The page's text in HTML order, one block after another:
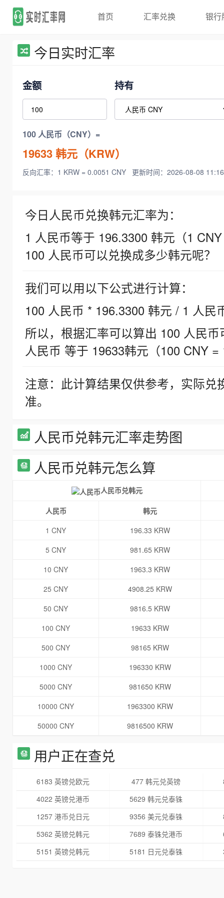
首页 汇率兑换 银行
今日实时汇率
金额 持有
100 人民币（CNY）=
19633韩元（KRW）
反向汇率：1 KRW = 0.0051 CNY 更新时间：2026-08-08
今日人民币兑换韩元汇率为：
1 人民币等于 196.3300 韩元（1
100 人民币可以兑换成多少韩元呢？
我们可以用以下公式进行计算：
100 人民币 * 196.3300 韩元 / 1 人民
所以，根据汇率可以算出 100 人民
人民币 等于 19633韩元（100 CNY =
注意：此计算结果仅供参考，实际
准。
人民币兑韩元汇率走势图
人民币兑韩元怎么算
人民币兑韩元
人民币
韩元
1 CNY
196.33 KRW
5 CNY
981.65 KRW
10 CNY
1963.3 KRW
25 CNY
4908.25 KRW
50 CNY
9816.5 KRW
100 CNY
19633 KRW
500 CNY
98165 KRW
1000 CNY
196330 KRW
5000 CNY
981650 KRW
10000 CNY
1963300 KRW
50000 CNY
9816500 KRW
用户正在查兑
6183 英镑兑欧元 477 韩元兑英镑
4022 英镑兑港币
5629 韩元兑泰铢
1257 港币兑日元
9356 美元兑泰铢
5362 英镑兑韩元
7689 泰铢兑港币
5151 英镑兑韩元
5181 日元兑泰铢